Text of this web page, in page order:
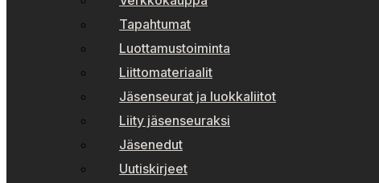
Tapahtumat
Luottamustoiminta
Liittomateriaalit
Jäsenseurat ja luokkaliitot
Liity jäsenseuraksi
Jäsenedut
Uutiskirjeet